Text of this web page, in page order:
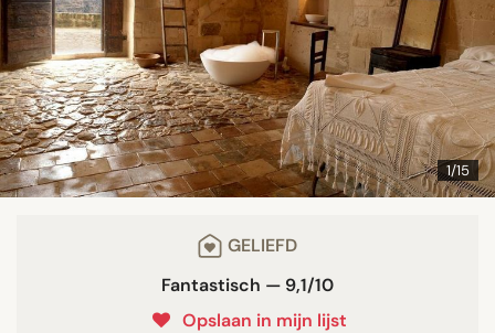
1/15
GELIEFD
Fantastisch — 9,1/10
Opslaan in mijn lijst